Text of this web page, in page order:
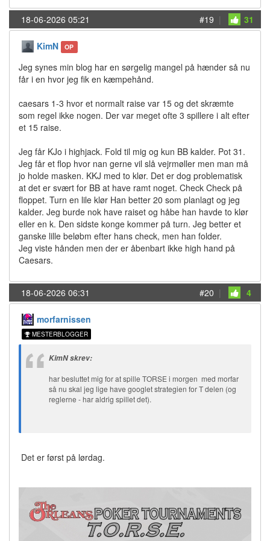
18-06-2026 05:21 #19 | 31
KimN OP
Jeg synes min blog har en sørgelig mangel på hænder så nu
får i en hvor jeg fik en kæmpehånd.
caesars 1-3 hvor et normalt raise var 15 og det skræmte
som regel ikke nogen. Der var meget ofte 3 spillere i alt efter
et 15 raise.
Jeg får KJo i highjack. Fold til mig og kun BB kalder. Pot 31.
Jeg får et flop hvor nan gerne vil slå vejrmøller men man må
jo holde masken. KKJ med to klør. Det er dog problematisk
at det er svært for BB at have ramt noget. Check Check på
floppet. Turn en lile klør Han better 20 som planlagt og jeg
kalder. Jeg burde nok have raiset og håbe han havde to klør
eller en k. Den sidste konge kommer på turn. Jeg better et
ganske lille beløbm efter hans check, men han folder.
Jeg viste hånden men der er åbenbart ikke high hand på
Caesars.
18-06-2026 06:31 #20 | 4
morfarnissen
MESTERBLOGGER
KimN skrev:
har besluttet mig for at spille TORSE i morgen med morfar
så nu skal jeg lige have googlet strategien for T delen (og
reglerne - har aldrig spillet det).
Det er først på lørdag.